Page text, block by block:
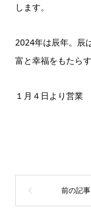
します。
2024年は辰年。辰
富と幸福をもたら
１月４日より営業